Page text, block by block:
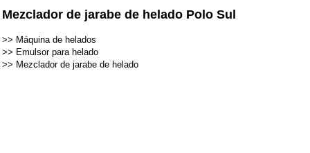
Mezclador de jarabe de helado Polo Sul
>> Máquina de helados
>> Emulsor para helado
>> Mezclador de jarabe de helado